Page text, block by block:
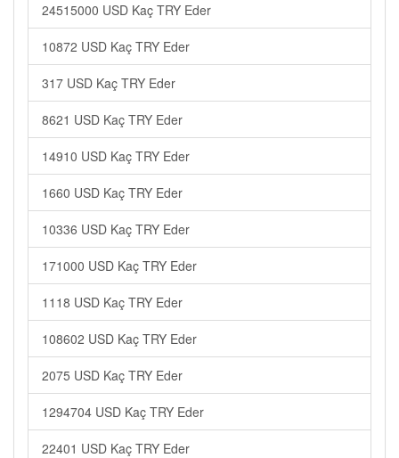
24515000 USD Kaç TRY Eder
10872 USD Kaç TRY Eder
317 USD Kaç TRY Eder
8621 USD Kaç TRY Eder
14910 USD Kaç TRY Eder
1660 USD Kaç TRY Eder
10336 USD Kaç TRY Eder
171000 USD Kaç TRY Eder
1118 USD Kaç TRY Eder
108602 USD Kaç TRY Eder
2075 USD Kaç TRY Eder
1294704 USD Kaç TRY Eder
22401 USD Kaç TRY Eder